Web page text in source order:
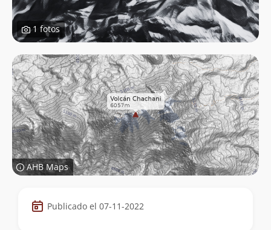
1 fotos
AHB Maps
Datos
de
Publicado el 07-11-2022